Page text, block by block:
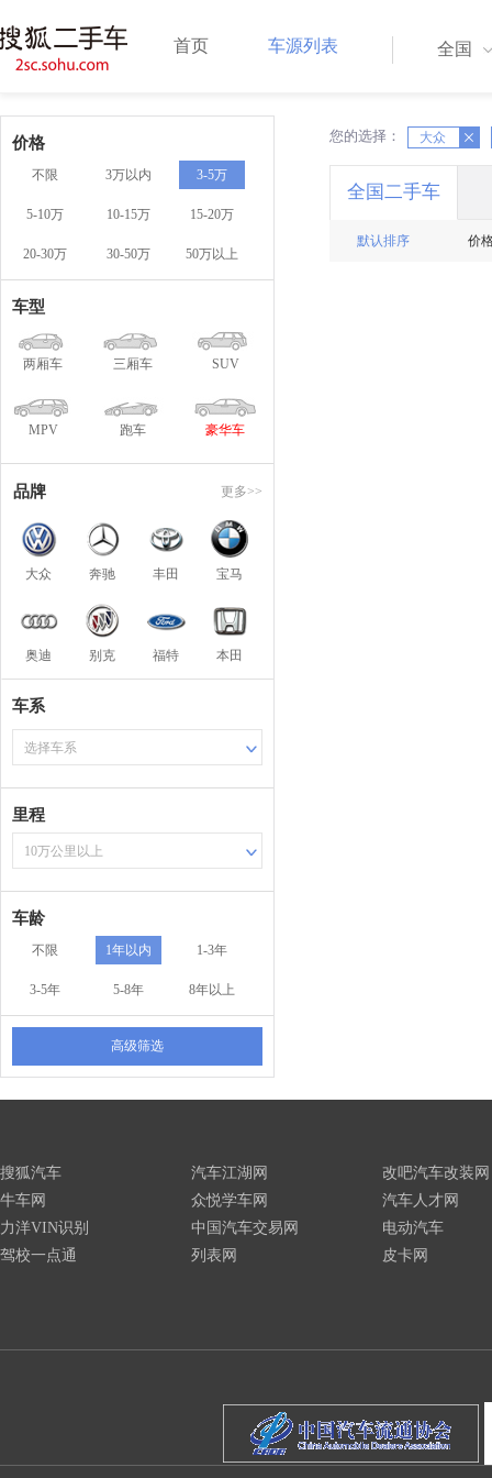
首页 车源列表 全国
价格
不限 3万以内 3-5万
5-10万 10-15万 15-20万
20-30万 30-50万 50万以上
车型
两厢车 三厢车 SUV
MPV 跑车 豪华车
品牌 更多>>
大众 奔驰 丰田 宝马
奥迪 别克 福特 本田
车系
选择车系
里程
10万公里以上
车龄
不限 1年以内 1-3年
3-5年 5-8年 8年以上
高级筛选
您的选择： 大众
X X
全国二手车
默认排序 价
搜狐汽车
牛车网
力洋VIN识别
驾校一点通
汽车江湖网
众悦学车网
中国汽车交易网
列表网
改吧汽车改装网
汽车人才网
电动汽车
皮卡网